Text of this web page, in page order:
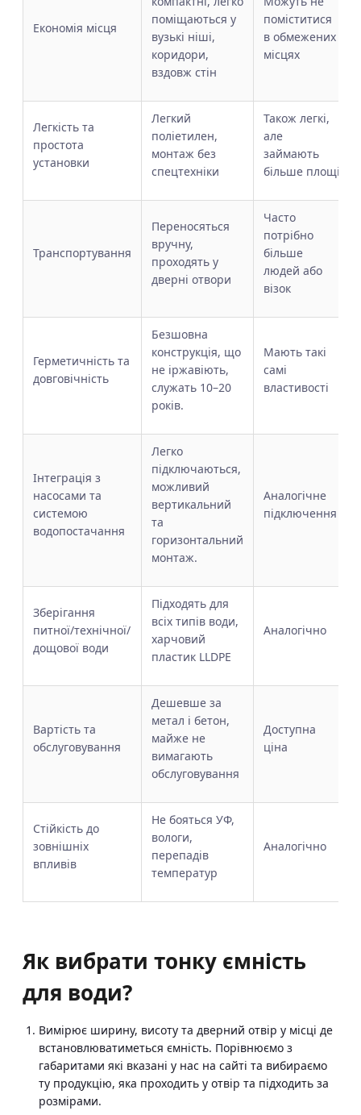
Економія місця
поміщаються у
вузькі ніші,
коридори,
вздовж стін
поміститися
в обмежених
місцях
Легкість та
простота
установки
Легкий
поліетилен,
монтаж без
спецтехніки
Також легкі,
але
займають
більше площі
Транспортування
Переносяться
вручну,
проходять у
дверні отвори
Часто
потрібно
більше
людей або
візок
Герметичність та
довговічність
Безшовна
конструкція, що
не іржавіють,
служать 10–20
років.
Мають такі
самі
властивості
Інтеграція з
насосами та
системою
водопостачання
Легко
підключаються,
можливий
вертикальний
та
горизонтальний
монтаж.
Аналогічне
підключення
Зберігання
питної/технічної/
дощової води
Підходять для
всіх типів води,
харчовий
пластик LLDPE
Аналогічно
Вартість та
обслуговування
Дешевше за
метал і бетон,
майже не
вимагають
обслуговування
Доступна
ціна
Стійкість до
зовнішніх
впливів
Не бояться УФ,
вологи,
перепадів
температур
Аналогічно
Як вибрати тонку ємність
для води?
Вимірює ширину, висоту та дверний отвір у місці де
встановлюватиметься ємність. Порівнюємо з
габаритами які вказані у нас на сайті та вибираємо
ту продукцію, яка проходить у отвір та підходить за
розмірами.